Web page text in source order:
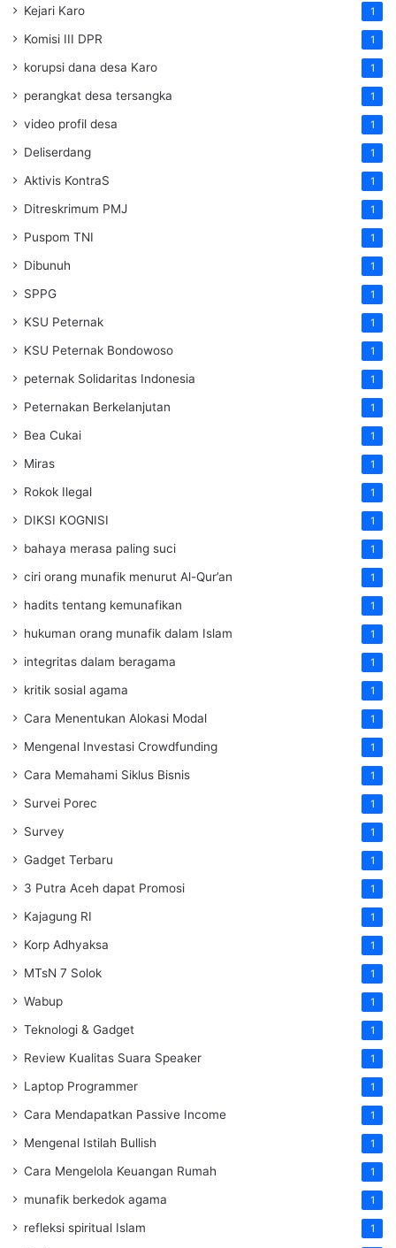
Kejari Karo 1
Komisi III DPR 1
korupsi dana desa Karo 1
perangkat desa tersangka 1
video profil desa 1
Deliserdang 1
Aktivis KontraS 1
Ditreskrimum PMJ 1
Puspom TNI 1
Dibunuh 1
SPPG 1
KSU Peternak 1
KSU Peternak Bondowoso 1
peternak Solidaritas Indonesia 1
Peternakan Berkelanjutan 1
Bea Cukai 1
Miras 1
Rokok Ilegal 1
DIKSI KOGNISI 1
bahaya merasa paling suci 1
ciri orang munafik menurut Al-Qur’an 1
hadits tentang kemunafikan 1
hukuman orang munafik dalam Islam 1
integritas dalam beragama 1
kritik sosial agama 1
Cara Menentukan Alokasi Modal 1
Mengenal Investasi Crowdfunding 1
Cara Memahami Siklus Bisnis 1
Survei Porec 1
Survey 1
Gadget Terbaru 1
3 Putra Aceh dapat Promosi 1
Kajagung RI 1
Korp Adhyaksa 1
MTsN 7 Solok 1
Wabup 1
Teknologi & Gadget 1
Review Kualitas Suara Speaker 1
Laptop Programmer 1
Cara Mendapatkan Passive Income 1
Mengenal Istilah Bullish 1
Cara Mengelola Keuangan Rumah 1
munafik berkedok agama 1
refleksi spiritual Islam 1